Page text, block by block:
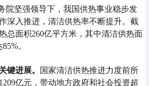
院坚强领导下，我国供热事业稳步发
深入推进，清洁供热率不断提升。截
总面积260亿平方米，其中清洁供热面
。
键进展。
国家清洁供热推进力度前所
亿元，带动地方政府和社会投资超